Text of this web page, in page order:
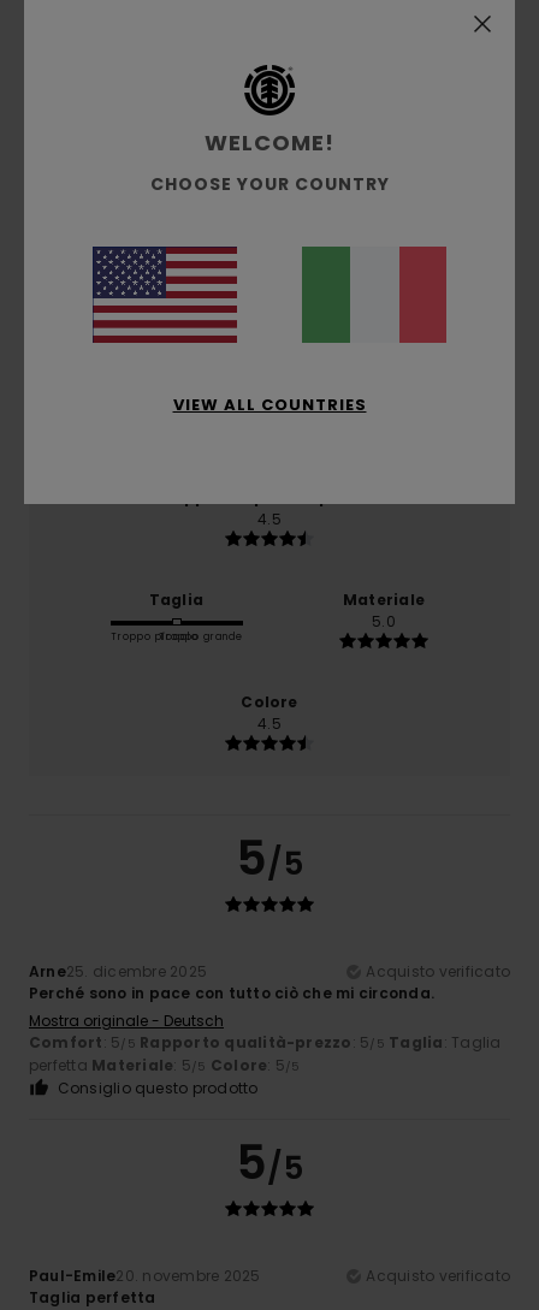
Recensioni dei clienti
Punteggio medio
5.0
basato su2 recensioni verificate
Il 100% dei nostri clienti consiglia questo prodotto
Comfort
5.0
4.5
Taglia
Troppo piccoloTroppo grande
Materiale
5.0
Colore
4.5
5/5
Arne25. dicembre 2025
Acquisto verificato
Perché sono in pace con tutto ciò che mi circonda.
Mostra originale - Deutsch
Comfort: 5/5 Rapporto qualità-prezzo: 5/5 Taglia: Taglia
perfetta Materiale: 5/5 Colore: 5/5
Consiglio questo prodotto
5/5
Paul-Emile20. novembre 2025
Acquisto verificato
Taglia perfetta
WELCOME!
CHOOSE YOUR COUNTRY
VIEW ALL COUNTRIES